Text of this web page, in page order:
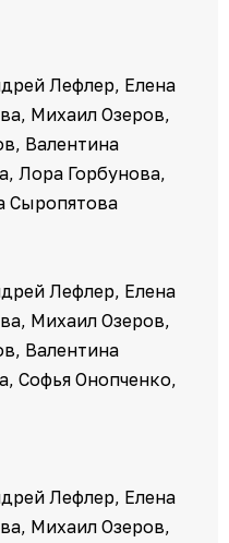
Лефлер, Елена
Михаил Озеров,
Валентина
Лора Горбунова,
Сыропятова
Лефлер, Елена
Михаил Озеров,
Валентина
Софья Онопченко,
Лефлер, Елена
Михаил Озеров,